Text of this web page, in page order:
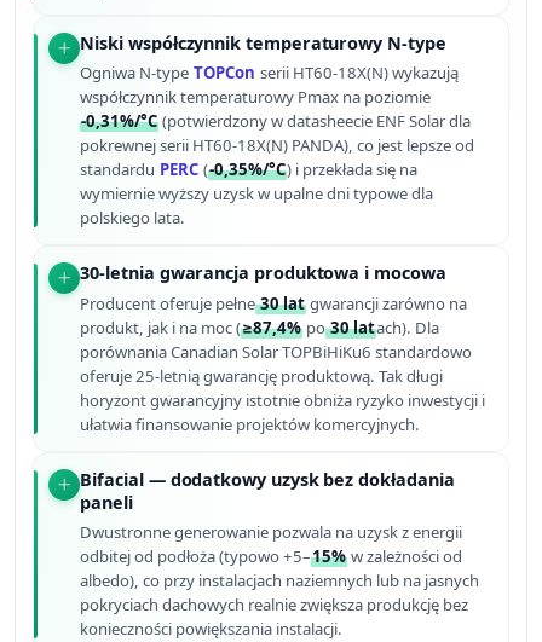
Niski współczynnik temperaturowy N-type
Ogniwa N-type TOPCon serii HT60-18X(N) wykazują
współczynnik temperaturowy Pmax na poziomie
-0,31%/°C (potwierdzony w datasheecie ENF Solar dla
pokrewnej serii HT60-18X(N) PANDA), co jest lepsze od
standardu PERC (-0,35%/°C) i przekłada się na
wymiernie wyższy uzysk w upalne dni typowe dla
polskiego lata.
30-letnia gwarancja produktowa i mocowa
Producent oferuje pełne30 lat gwarancji zarówno na
produkt, jak i na moc (≥87,4% po30 latach). Dla
porównania Canadian Solar TOPBiHiKu6 standardowo
oferuje 25-letnią gwarancję produktową. Tak długi
horyzont gwarancyjny istotnie obniża ryzyko inwestycji i
ułatwia finansowanie projektów komercyjnych.
Bifacial — dodatkowy uzysk bez dokładania
paneli
Dwustronne generowanie pozwala na uzysk z energii
odbitej od podłoża (typowo +5–15% w zależności od
albedo), co przy instalacjach naziemnych lub na jasnych
pokryciach dachowych realnie zwiększa produkcję bez
konieczności powiększania instalacji.